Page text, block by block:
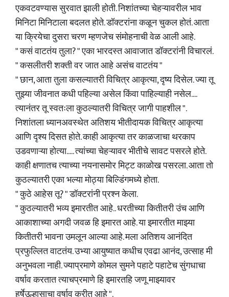
एकवटवण्यास सुरवात झाली होती. निशांतच्या चेहऱ्यावरील भाव
मिनिटा मिनिटाला बदलत होते. डॉक्टरांना कळून चुकल होतं. आता
या क्रियेचा दुसरा चरण म्हणजेच संमोहनाची वेळ आली आहे.
" कसं वाटतंय तुला? " एका भारदस्त आवाजात डॉक्टरांनी विचारलं.
" कसलीतरी शक्ती वर जात आहे असंच वाटतंय "
" छान, आता तुला कसल्यातरी विचित्र आकृत्या, दृष्य दिसेल. ज्या तू
तुझ्या जीवनात कधी पहिल्या असेल किंवा पाहिल्याही नसेल....
त्यानंतर तू स्वतःला कुठल्यातरी विचित्र जागी पाहशील ".
निशांतला ध्यानअवस्थेत अतिशय भीतीदायक विचित्र आकृत्या
आणि दृश्य दिसत होते. काही आकृत्या तर काळजाचा थरकाप
उडवणाऱ्या होत्या..... त्यांच्या चेहऱ्यावर भीतीचे सावट पसरले होते.
काही क्षणातच त्याच्या नयनासमोर मिट्ट काळोख पसरला. आता तो
कुठल्यातरी एका भल्या मोठ्या बिल्डिंगमध्ये होता.
" कुठे आहेस तू? " डॉक्टरांनी प्रश्न केला.
" कुठल्यातरी भव्य इमारतीत आहे.. धरतीच्या कितीतरी उंच आणि
आकाशाच्या अगदी जवळ हि इमारत आहे. या इमारतीत माझ्या
कितीतरी भावना उमलून आल्या आहे. मला अतिशय आनंदित
प्रफुल्लित वाटतंय. उभ्या आयुष्यात कधीच एवढा आनंद, उत्साह मी
अनुभवला नाही. ज्याप्रमाणे कोमल सुमने पहाटे पहाटेच सुंगधाचा
वर्षाव करतात त्याचप्रमाणे हि इमारतहि जणू माझ्यावर